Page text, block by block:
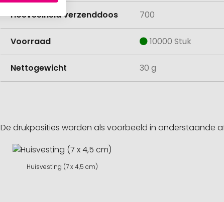
Hoeveelheid verzenddoos 700
Voorraad 10000 Stuk
Nettogewicht 30 g
De drukposities worden als voorbeeld in onderstaande
Huisvesting (7 x 4,5 cm)